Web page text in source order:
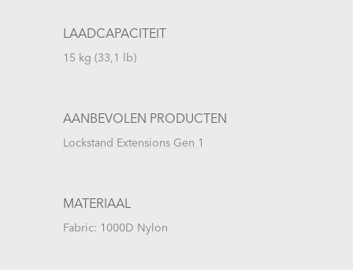
LAADCAPACITEIT
15 kg (33,1 lb)
AANBEVOLEN PRODUCTEN
Lockstand Extensions Gen 1
MATERIAAL
Fabric: 1000D Nylon